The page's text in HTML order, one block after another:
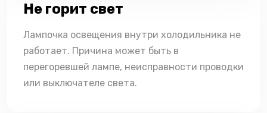
Не горит свет
Лампочка освещения внутри холодильника не
работает. Причина может быть в
перегоревшей лампе, неисправности проводки
или выключателе света.